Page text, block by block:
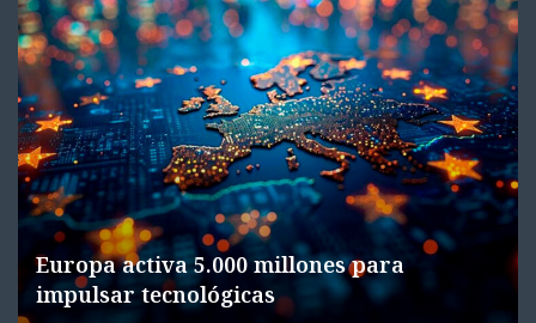
Europa activa 5.000 millones para
impulsar tecnológicas